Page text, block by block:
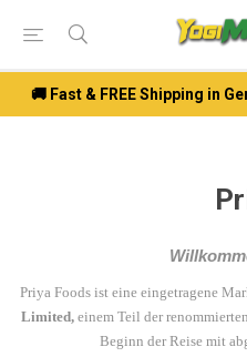
🚚 Fast & FREE Shipping in
Priya Foods ist eine eingetragene
Limited, einem Teil der
Beginn der Reise mit